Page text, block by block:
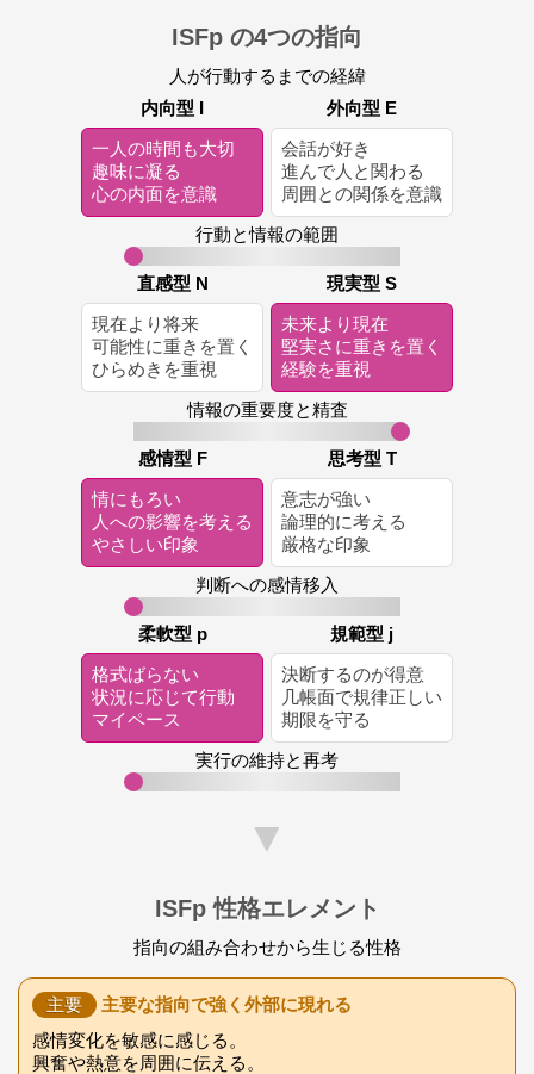
ISFp の4つの指向
人が行動するまでの経緯
内向型 I
外向型 E
一人の時間も大切
趣味に凝る
心の内面を意識
会話が好き
進んで人と関わる
周囲との関係を意識
行動と情報の範囲
直感型 N
現実型 S
現在より将来
可能性に重きを置く
ひらめきを重視
未来より現在
堅実さに重きを置く
経験を重視
情報の重要度と精査
感情型 F
思考型 T
情にもろい
人への影響を考える
やさしい印象
意志が強い
論理的に考える
厳格な印象
判断への感情移入
柔軟型 p
規範型 j
格式ばらない
状況に応じて行動
マイペース
決断するのが得意
几帳面で規律正しい
期限を守る
実行の維持と再考
▼
ISFp 性格エレメント
指向の組み合わせから生じる性格
主要
主要な指向で強く外部に現れる
感情変化を敏感に感じる。
興奮や熱意を周囲に伝える。